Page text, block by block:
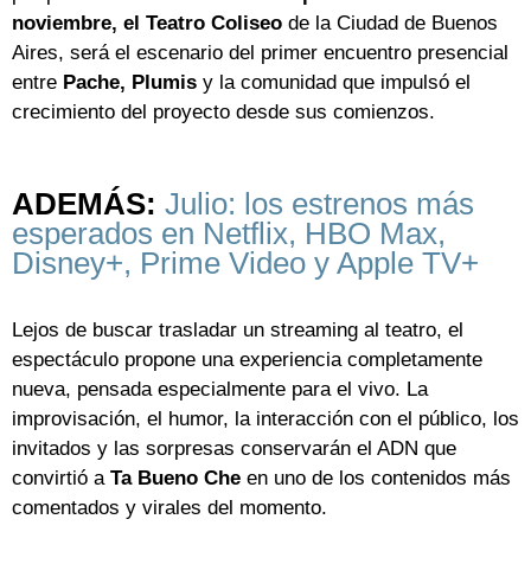
noviembre, el Teatro Coliseo de la Ciudad de Buenos
Aires, será el escenario del primer encuentro presencial
entre Pache, Plumis y la comunidad que impulsó el
crecimiento del proyecto desde sus comienzos.
ADEMÁS: Julio: los estrenos más
esperados en Netflix, HBO Max,
Disney+, Prime Video y Apple TV+
Lejos de buscar trasladar un streaming al teatro, el
espectáculo propone una experiencia completamente
nueva, pensada especialmente para el vivo. La
improvisación, el humor, la interacción con el público, los
invitados y las sorpresas conservarán el ADN que
convirtió a Ta Bueno Che en uno de los contenidos más
comentados y virales del momento.